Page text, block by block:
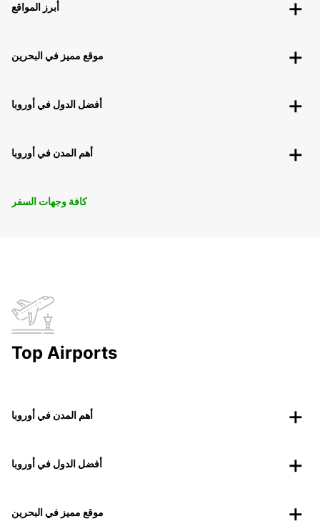
أبرز المواقع
موقع مميز في البحرين
أفضل الدول في أوروبا
أهم المدن في أوروبا
كافة وجهات السفر
Top Airports
أهم المدن في أوروبا
أفضل الدول في أوروبا
موقع مميز في البحرين